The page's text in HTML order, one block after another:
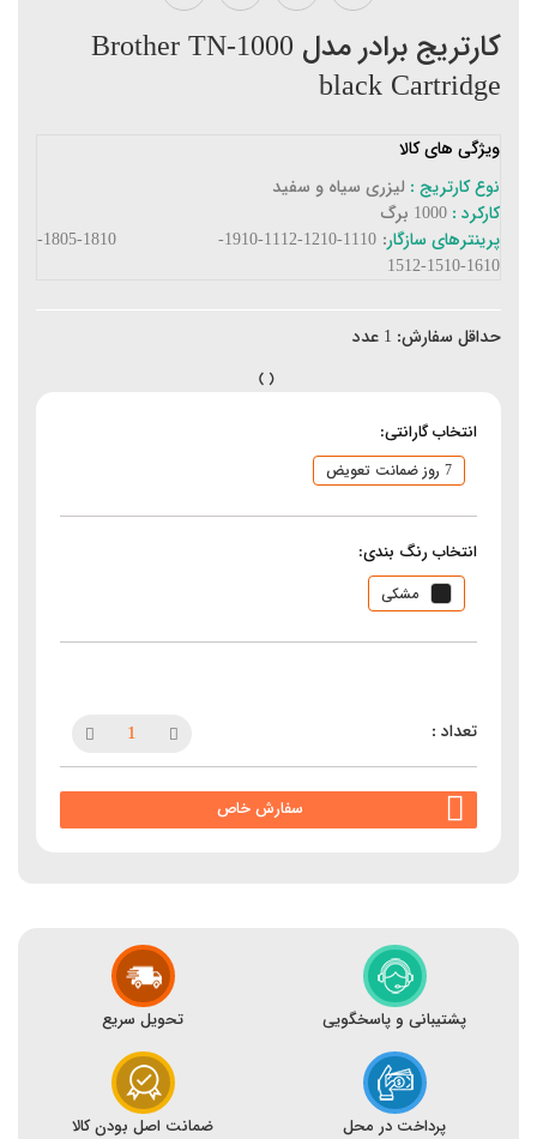
کارتریج برادر مدل Brother TN-1000
black Cartridge
ویژگی های کالا
نوع کارتریج : لیزری سیاه و سفید
کارکرد :
پرینترهای سازگار
: 1110-1210-1112-1910- 1810-1805-
1610-1510-1512
حداقل سفارش: 1 عدد
انتخاب گارانتی:
7 روز ضمانت تعویض
انتخاب رنگ بندی:
مشکی
سفارش خاص
پشتیبانی و پاسخگویی تحویل سریع
پرداخت در محل ضمانت اصل بودن کالا